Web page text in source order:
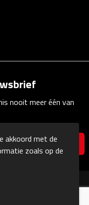
nooit meer één van
2026
akkoord met de
zoals op de